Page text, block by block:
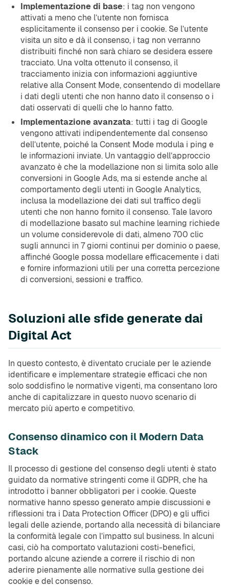
Implementazione di base: i tag non vengono
attivati a meno che l’utente non fornisca
esplicitamente il consenso per i cookie. Se l’utente
visita un sito e dà il consenso, i tag non verranno
distribuiti finché non sarà chiaro se desidera essere
tracciato. Una volta ottenuto il consenso, il
tracciamento inizia con informazioni aggiuntive
relative alla Consent Mode, consentendo di modellare
i dati degli utenti che non hanno dato il consenso o i
dati osservati di quelli che lo hanno fatto.
Implementazione avanzata: tutti i tag di Google
vengono attivati indipendentemente dal consenso
dell’utente, poiché la Consent Mode modula i ping e
le informazioni inviate. Un vantaggio dell’approccio
avanzato è che la modellazione non si limita solo alle
conversioni in Google Ads, ma si estende anche al
comportamento degli utenti in Google Analytics,
inclusa la modellazione dei dati sul traffico degli
utenti che non hanno fornito il consenso. Tale lavoro
di modellazione basato sul machine learning richiede
un volume considerevole di dati, almeno 700 clic
sugli annunci in 7 giorni continui per dominio o paese,
affinché Google possa modellare efficacemente i dati
e fornire informazioni utili per una corretta percezione
di conversioni, sessioni e traffico.
Soluzioni alle sfide generate dai
Digital Act
In questo contesto, è diventato cruciale per le aziende
identificare e implementare strategie efficaci che non
solo soddisfino le normative vigenti, ma consentano loro
anche di capitalizzare in questo nuovo scenario di
mercato più aperto e competitivo.
Consenso dinamico con il Modern Data
Stack
Il processo di gestione del consenso degli utenti è stato
guidato da normative stringenti come il GDPR, che ha
introdotto i banner obbligatori per i cookie. Queste
normative hanno spesso generato ampie discussioni e
riflessioni tra i Data Protection Officer (DPO) e gli uffici
legali delle aziende, portando alla necessità di bilanciare
la conformità legale con l’impatto sul business. In alcuni
casi, ciò ha comportato valutazioni costi-benefici,
portando alcune aziende a correre il rischio di non
aderire pienamente alle normative sulla gestione dei
cookie e del consenso.